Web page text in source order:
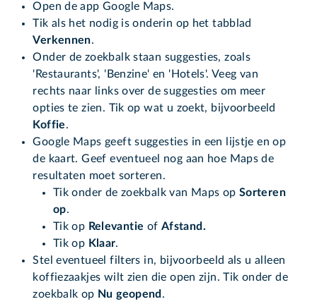
Open de app Google Maps.
Tik als het nodig is onderin op het tabblad
Verkennen.
Onder de zoekbalk staan suggesties, zoals
'Restaurants', 'Benzine' en 'Hotels'. Veeg van
rechts naar links over de suggesties om meer
opties te zien. Tik op wat u zoekt, bijvoorbeeld
Koffie.
Google Maps geeft suggesties in een lijstje en op
de kaart. Geef eventueel nog aan hoe Maps de
resultaten moet sorteren.
Tik onder de zoekbalk van Maps op Sorteren
op.
Tik op Relevantie of Afstand.
Tik op Klaar.
Stel eventueel filters in, bijvoorbeeld als u alleen
koffiezaakjes wilt zien die open zijn. Tik onder de
zoekbalk op Nu geopend .